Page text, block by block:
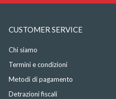
CUSTOMER SERVICE
Chi siamo
Termini e condizioni
Metodi di pagamento
Detrazioni fiscali